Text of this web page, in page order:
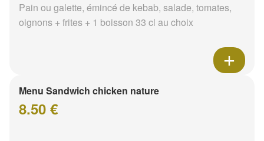
Pain ou galette, émincé de kebab, salade, tomates,
oignons + frites + 1 boisson 33 cl au choix
Menu Sandwich chicken nature
8.50 €